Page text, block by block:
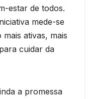
estar de todos.
mede-se
ativas, mais
cuidar da
a promessa